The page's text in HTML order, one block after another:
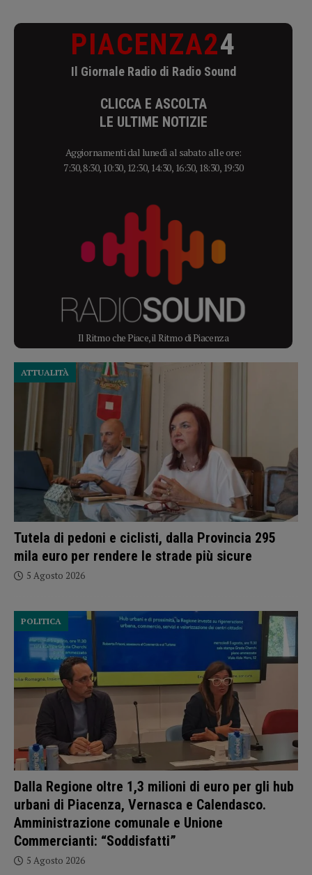
PIACENZA24
Il Giornale Radio di Radio Sound
CLICCA E ASCOLTA
LE ULTIME NOTIZIE
Aggiornamenti dal lunedì al sabato alle ore:
7:30, 8:30, 10:30, 12:30, 14:30, 16:30, 18:30, 19:30
Il Ritmo che Piace, il Ritmo di Piacenza
Tutela di pedoni e ciclisti, dalla Provincia 295
mila euro per rendere le strade più sicure
ATTUALITÀ
5 Agosto 2026
Dalla Regione oltre 1,3 milioni di euro per gli hub
urbani di Piacenza, Vernasca e Calendasco.
Amministrazione comunale e Unione
Commercianti: “Soddisfatti”
POLITICA
5 Agosto 2026